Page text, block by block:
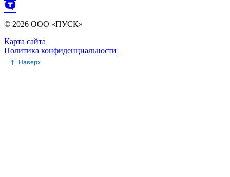
© 2026 ООО «ПУСК»
Карта сайта
Политика конфиденциальности
Наверх